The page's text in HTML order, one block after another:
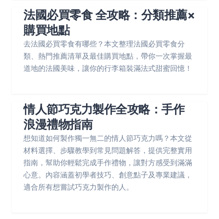
法國必買零食 全攻略：分類推薦×
購買地點
去法國必買零食有哪些？本文整理法國必買零食分
類、熱門推薦清單及最佳購買地點，帶你一次掌握最
道地的法國美味，讓你的行李箱裝滿法式甜蜜回憶！
情人節巧克力製作全攻略：手作
浪漫禮物指南
想知道如何製作獨一無二的情人節巧克力嗎？本文從
材料選擇、步驟教學到常見問題解答，提供完整實用
指南，幫助你輕鬆完成手作禮物，讓對方感受到滿滿
心意。內容涵蓋初學者技巧、創意點子及專業建議，
適合所有想嘗試巧克力製作的人。